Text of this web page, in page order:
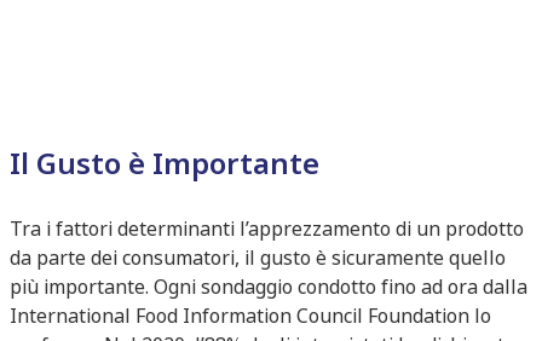
Il Gusto è Importante
Tra i fattori determinanti l’apprezzamento di un prodotto
da parte dei consumatori, il gusto è sicuramente quello
più importante. Ogni sondaggio condotto fino ad ora dalla
International Food Information Council Foundation lo